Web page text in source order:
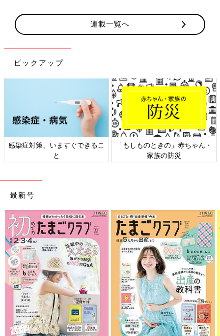
連載一覧へ
ピックアップ
感染症対策、いますぐできるこ
と
「もしものときの」赤ちゃん・
家族の防災
最新号